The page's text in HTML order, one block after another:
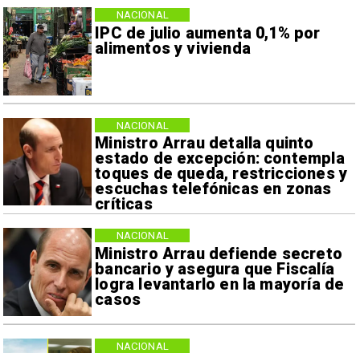
IPC de julio aumenta 0,1% por
alimentos y vivienda
NACIONAL
Ministro Arrau detalla quinto
estado de excepción: contempla
toques de queda, restricciones y
escuchas telefónicas en zonas
críticas
NACIONAL
Ministro Arrau defiende secreto
bancario y asegura que Fiscalía
logra levantarlo en la mayoría de
casos
NACIONAL
NACIONAL